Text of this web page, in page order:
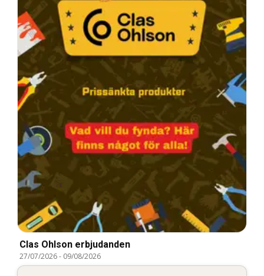
Clas Ohlson erbjudanden
27/07/2026- 09/08/2026